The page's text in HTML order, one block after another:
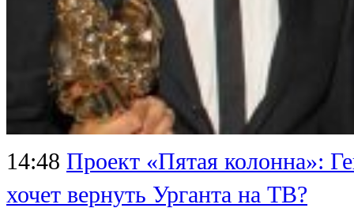
14:48 Проект «Пятая колонна»:
хочет вернуть Урганта на ТВ?